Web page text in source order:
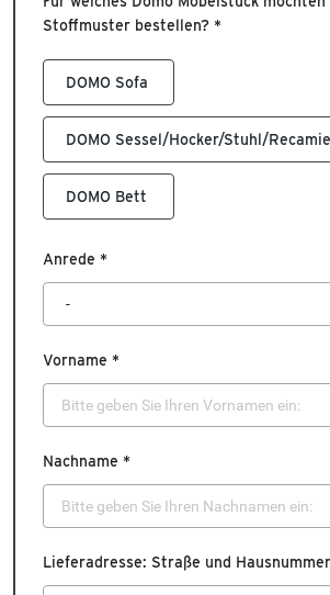
Stoffmuster bestellen? *
DOMO Sofa
DOMO Sessel/Hocker/Stuhl/
DOMO Bett
Anrede *
Vorname *
Nachname *
Lieferadresse: Straße und